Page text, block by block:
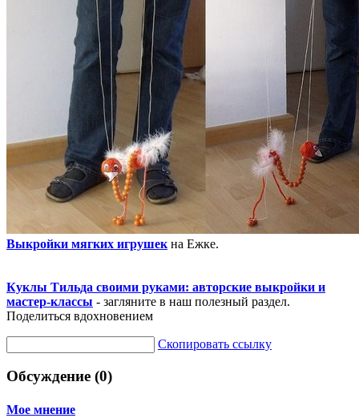
Выкройки мягких игрушек на Ежке.
Куклы Тильда своими руками: авторские выкройки и
мастер-классы - загляните в наш полезный раздел.
Поделиться вдохновением
Скопировать ссылку
Обсуждение (0)
Мое мнение